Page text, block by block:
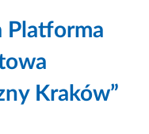
Platforma
Kraków”